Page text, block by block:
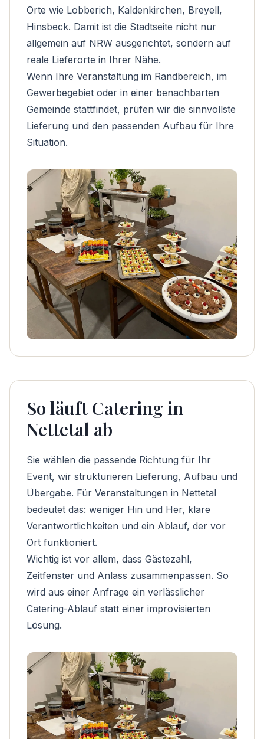
Orte wie Lobberich, Kaldenkirchen, Breyell,
Hinsbeck. Damit ist die Stadtseite nicht nur
allgemein auf NRW ausgerichtet, sondern auf
reale Lieferorte in Ihrer Nähe.
Wenn Ihre Veranstaltung im Randbereich, im
Gewerbegebiet oder in einer benachbarten
Gemeinde stattfindet, prüfen wir die sinnvollste
Lieferung und den passenden Aufbau für Ihre
Situation.
So läuft Catering in
Nettetal ab
Sie wählen die passende Richtung für Ihr
Event, wir strukturieren Lieferung, Aufbau und
Übergabe. Für Veranstaltungen in Nettetal
bedeutet das: weniger Hin und Her, klare
Verantwortlichkeiten und ein Ablauf, der vor
Ort funktioniert.
Wichtig ist vor allem, dass Gästezahl,
Zeitfenster und Anlass zusammenpassen. So
wird aus einer Anfrage ein verlässlicher
Catering-Ablauf statt einer improvisierten
Lösung.